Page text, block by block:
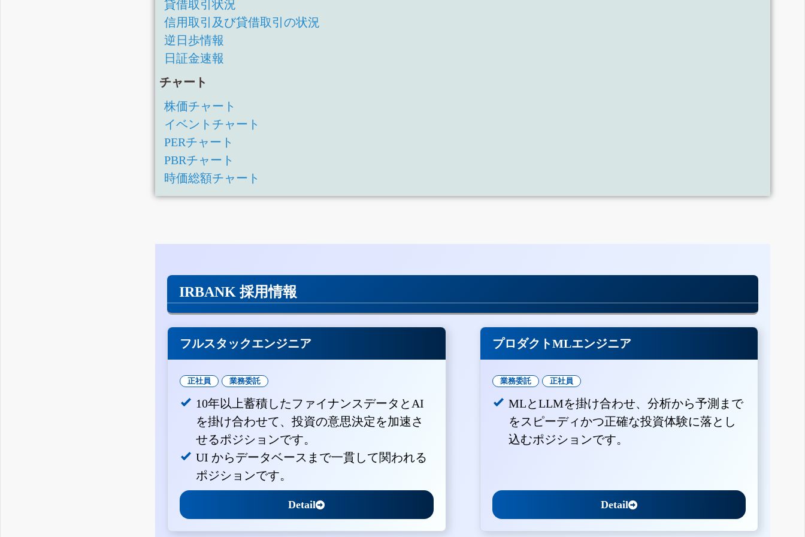
貸借取引状況
信用取引及び貸借取引の状況
逆日歩情報
日証金速報
チャート
株価チャート
イベントチャート
PERチャート
PBRチャート
時価総額チャート
IRBANK 採用情報
フルスタックエンジニア
正社員 業務委託
10年以上蓄積したファイナンスデータとAI
を掛け合わせて、投資の意思決定を加速さ
せるポジションです。
UI からデータベースまで一貫して関われる
ポジションです。
Detail
プロダクトMLエンジニア
業務委託 正社員
MLとLLMを掛け合わせ、分析から予測まで
をスピーディかつ正確な投資体験に落とし
込むポジションです。
Detail